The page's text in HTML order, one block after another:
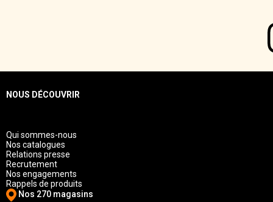
NOUS DÉCOUVRIR
Qui sommes-nous
Nos catalogues
Relations presse
Recrutement
Nos engagements
Rappels de produits
Nos 270 magasins